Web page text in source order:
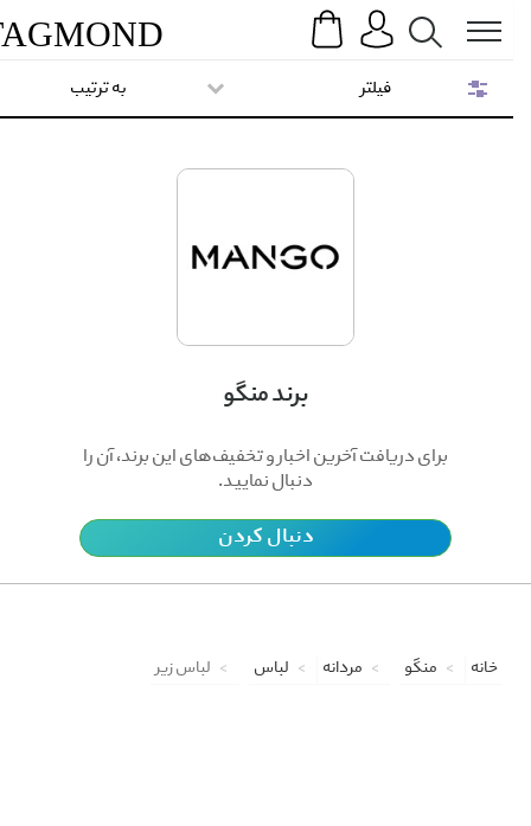
Search
TAGMOND
برند منگو
برای دریافت آخرین اخبار و تخفیف‌های این برند، آن را
دنبال نمایید.
دنبال کردن
به ترتیب
خانه منگو مردانه لباس لباس زیر
فیلتر